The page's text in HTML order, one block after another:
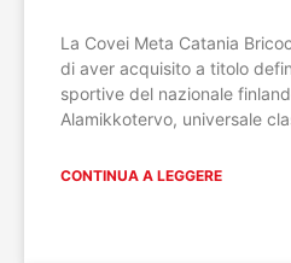
La Covei Meta Catania
di aver acquisito a titolo
sportive del nazionale
Alamikkotervo, universale
CONTINUA A LEGGERE